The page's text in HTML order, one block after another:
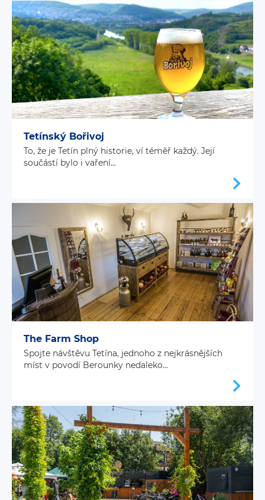
Tetínský Bořivoj
To, že je Tetín plný historie, ví téměř každý. Její
součástí bylo i vaření...
The Farm Shop
Spojte návštěvu Tetína, jednoho z nejkrásnějších
míst v povodí Berounky nedaleko...